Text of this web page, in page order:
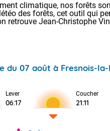
climatique, nos forêts
des forêts, cet outil qui
retrouve Jean-Christophe
du 07 août à Fresnois-
Lever
06:17
Coucher
21:11
Voici les
: 18/25 Paris
Clermont-